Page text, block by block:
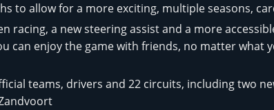
to allow for a more exciting, multiple seasons,
racing, a new steering assist and a more
can enjoy the game with friends, no matter what
teams, drivers and 22 circuits, including two